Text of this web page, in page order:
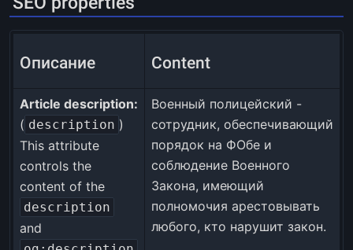
Описание Content
Article description:
( description )
This attribute
controls the
content of the
description
and
Военный полицейский -
сотрудник, обеспечивающий
порядок на ФОбе и
соблюдение Военного
Закона, имеющий
полномочия арестовывать
любого, кто нарушит закон.